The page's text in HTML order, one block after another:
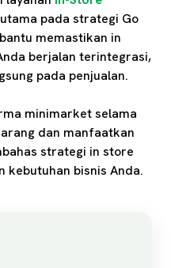
pada strategi Go
memastikan in
berjalan terintegrasi,
pada penjualan.
minimarket selama
dan manfaatkan
strategi in store
kebutuhan bisnis Anda.